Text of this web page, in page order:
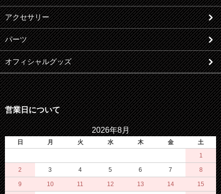
アクセサリー
パーツ
オフィシャルグッズ
営業日について
2026年8月
日 月 火 水 木 金
土
1
2 3 4 5 6 7 8
9 10 11 12 13 14 15